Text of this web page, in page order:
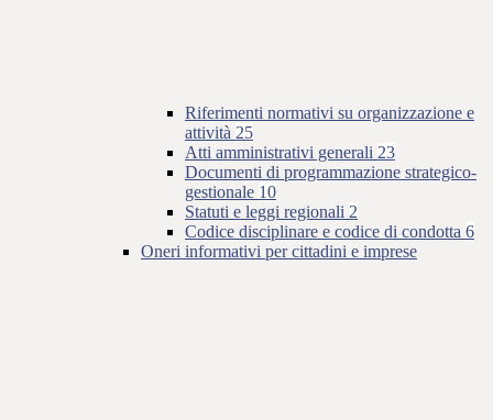
Riferimenti normativi su organizzazione e
attività 25
Atti amministrativi generali 23
Documenti di programmazione strategico-
gestionale 10
Statuti e leggi regionali 2
Codice disciplinare e codice di condotta 6
Oneri informativi per cittadini e imprese